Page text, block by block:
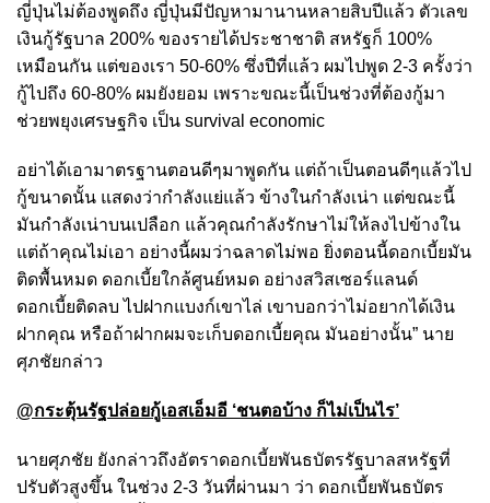
ญี่ปุ่นไม่ต้องพูดถึง ญี่ปุ่นมีปัญหามานานหลายสิบปีแล้ว ตัวเลข
เงินกู้รัฐบาล 200% ของรายได้ประชาชาติ สหรัฐก็ 100%
เหมือนกัน แต่ของเรา 50-60% ซึ่งปีที่แล้ว ผมไปพูด 2-3 ครั้งว่า
กู้ไปถึง 60-80% ผมยังยอม เพราะขณะนี้เป็นช่วงที่ต้องกู้มา
ช่วยพยุงเศรษฐกิจ เป็น survival economic
อย่าได้เอามาตรฐานตอนดีๆมาพูดกัน แต่ถ้าเป็นตอนดีๆแล้วไป
กู้ขนาดนั้น แสดงว่ากำลังแย่แล้ว ข้างในกำลังเน่า แต่ขณะนี้
มันกำลังเน่าบนเปลือก แล้วคุณกำลังรักษาไม่ให้ลงไปข้างใน
แต่ถ้าคุณไม่เอา อย่างนี้ผมว่าฉลาดไม่พอ ยิ่งตอนนี้ดอกเบี้ยมัน
ติดพื้นหมด ดอกเบี้ยใกล้ศูนย์หมด อย่างสวิสเซอร์แลนด์
ดอกเบี้ยติดลบ ไปฝากแบงก์เขาไล่ เขาบอกว่าไม่อยากได้เงิน
ฝากคุณ หรือถ้าฝากผมจะเก็บดอกเบี้ยคุณ มันอย่างนั้น” นาย
ศุภชัยกล่าว
@กระตุ้นรัฐปล่อยกู้เอสเอ็มอี ‘ชนตอบ้าง ก็ไม่เป็นไร’
นายศุภชัย ยังกล่าวถึงอัตราดอกเบี้ยพันธบัตรรัฐบาลสหรัฐที่
ปรับตัวสูงขึ้น ในช่วง 2-3 วันที่ผ่านมา ว่า ดอกเบี้ยพันธบัตร